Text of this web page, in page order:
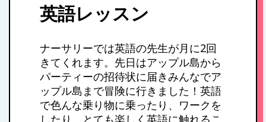
英語レッスン
ナーサリーでは英語の先生が月に2回
きてくれます。先日はアップル島から
パーティーの招待状に届きみんなでア
ップル島まで冒険に行きました！英語
で色んな乗り物に乗ったり、ワークを
したり、とても楽しく英語に触れるこ